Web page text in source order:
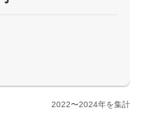
2022〜2024年を集計